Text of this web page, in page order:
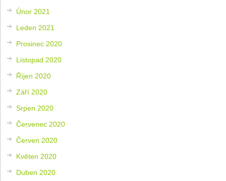
Únor 2021
Leden 2021
Prosinec 2020
Listopad 2020
Říjen 2020
Září 2020
Srpen 2020
Červenec 2020
Červen 2020
Květen 2020
Duben 2020